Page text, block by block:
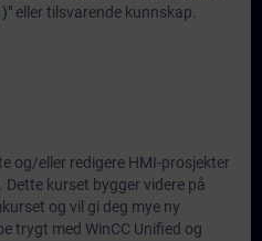
eller tilsvarende kunnskap.
og/eller redigere HMI-prosjekter
Dette kurset bygger videre på
og vil gi deg mye ny
trygt med WinCC Unified og